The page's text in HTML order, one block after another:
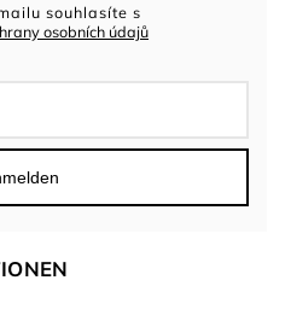
souhlasíte s
osobních údajů